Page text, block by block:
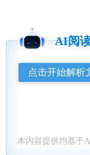
AI阅
点击开始解析
本内容提供均基于